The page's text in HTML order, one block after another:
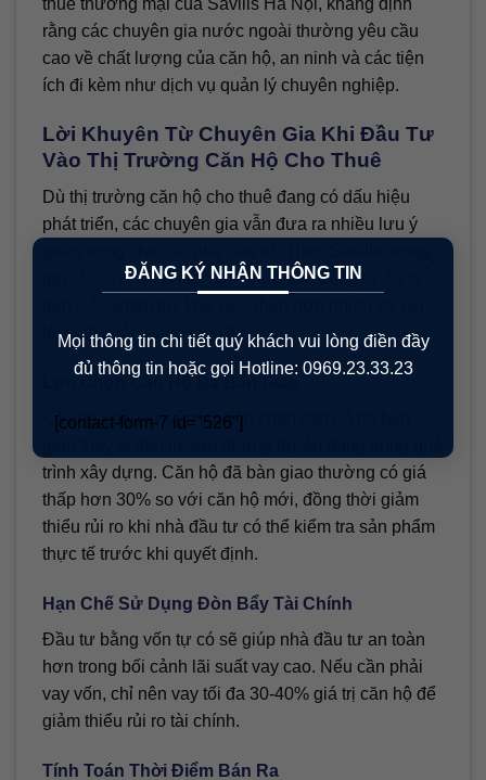
ĐĂNG KÝ NHẬN THÔNG TIN
Mọi thông tin chi tiết quý khách vui lòng điền đầy
đủ thông tin hoặc gọi Hotline: 0969.23.33.23
[contact-form-7 id="526"]
thuê thương mại của Savills Hà Nội, khẳng định
rằng các chuyên gia nước ngoài thường yêu cầu
cao về chất lượng của căn hộ, an ninh và các tiện
ích đi kèm như dịch vụ quản lý chuyên nghiệp.
Lời Khuyên Từ Chuyên Gia Khi Đầu Tư
Vào Thị Trường Căn Hộ Cho Thuê
Dù thị trường căn hộ cho thuê đang có dấu hiệu
phát triển, các chuyên gia vẫn đưa ra nhiều lưu ý
quý 2/2022, lợi nhuận cho thuê dao động từ 3,2%
lãi suất ngân hàng hiện tại.
Lựa Chọn Căn Hộ Đã Bàn Giao
Các nhà đầu tư nên ưu tiên chọn căn hộ đã bàn
trình xây dựng. Căn hộ đã bàn giao thường có giá
thấp hơn 30% so với căn hộ mới, đồng thời giảm
thiểu rủi ro khi nhà đầu tư có thể kiểm tra sản phẩm
thực tế trước khi quyết định.
Hạn Chế Sử Dụng Đòn Bẩy Tài Chính
Đầu tư bằng vốn tự có sẽ giúp nhà đầu tư an toàn
hơn trong bối cảnh lãi suất vay cao. Nếu cần phải
vay vốn, chỉ nên vay tối đa 30-40% giá trị căn hộ để
giảm thiểu rủi ro tài chính.
Tính Toán Thời Điểm Bán Ra